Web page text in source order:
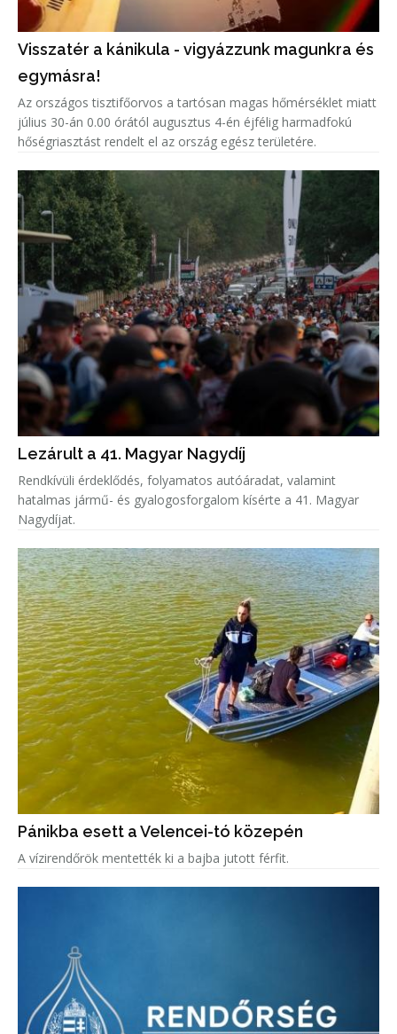
Visszatér a kánikula - vigyázzunk magunkra és
egymásra!
Az országos tisztifőorvos a tartósan magas hőmérséklet miatt
július 30-án 0.00 órától augusztus 4-én éjfélig harmadfokú
hőségriasztást rendelt el az ország egész területére.
Lezárult a 41. Magyar Nagydíj
Rendkívüli érdeklődés, folyamatos autóáradat, valamint
hatalmas jármű- és gyalogosforgalom kísérte a 41. Magyar
Nagydíjat.
Pánikba esett a Velencei-tó közepén
A vízirendőrök mentették ki a bajba jutott férfit.